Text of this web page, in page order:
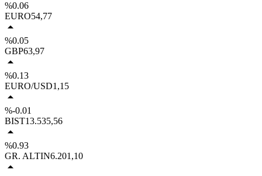
%0.06
EURO54,77
%0.05
GBP63,97
%0.13
EURO/USD1,15
%-0.01
BIST13.535,56
%0.93
GR. ALTIN6.201,10